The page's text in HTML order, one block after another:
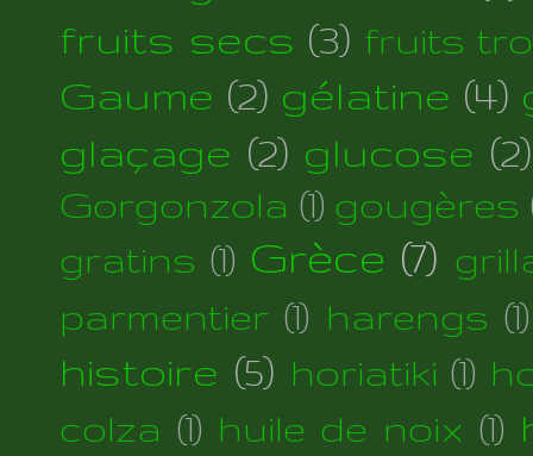
fruits secs (3) fruits
Gaume (2) gélatine (4)
glaçage (2) glucose (2)
Gorgonzola (1) gougères
gratins (1) Grèce (7)
parmentier (1) harengs (1)
histoire (5) horiatiki (1)
colza (1) huile de noix (1)